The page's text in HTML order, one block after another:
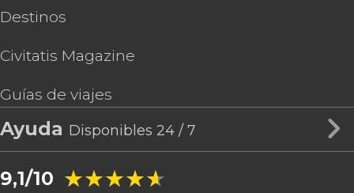
Destinos
Civitatis Magazine
Guías de viajes
Ayuda Disponibles 24 / 7
9,1/10 ★★★★★
★★★★★